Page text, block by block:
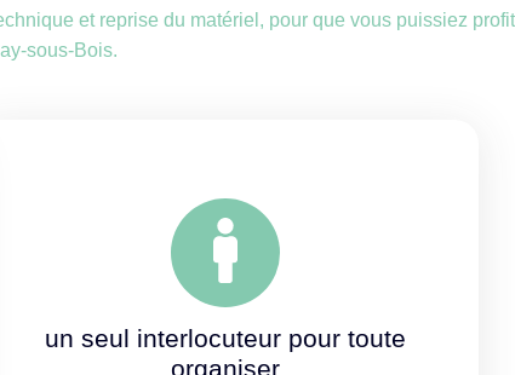
et reprise du matériel, pour que vous puissiez
sous-Bois.
un seul interlocuteur pour toute
organiser